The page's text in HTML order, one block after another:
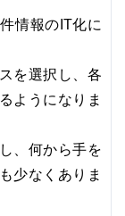
情報のIT化に
を選択し、各
ようになりま
、何から手を
少なくありま